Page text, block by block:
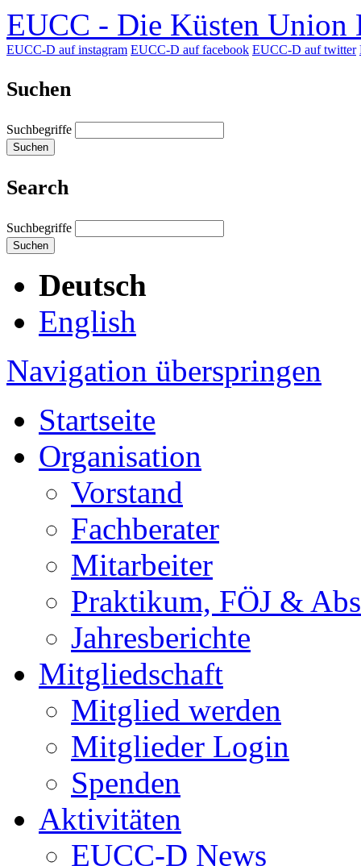
EUCC - Die Küsten Union
EUCC-D auf instagram EUCC-D auf facebook EUCC-D auf twitter
Suchen
Suchbegriffe
Suchen
Search
Suchbegriffe
Suchen
Deutsch
English
Navigation überspringen
Startseite
Organisation
Vorstand
Fachberater
Mitarbeiter
Praktikum, FÖJ &
Jahresberichte
Mitgliedschaft
Mitglied werden
Mitglieder Login
Spenden
Aktivitäten
EUCC-D News